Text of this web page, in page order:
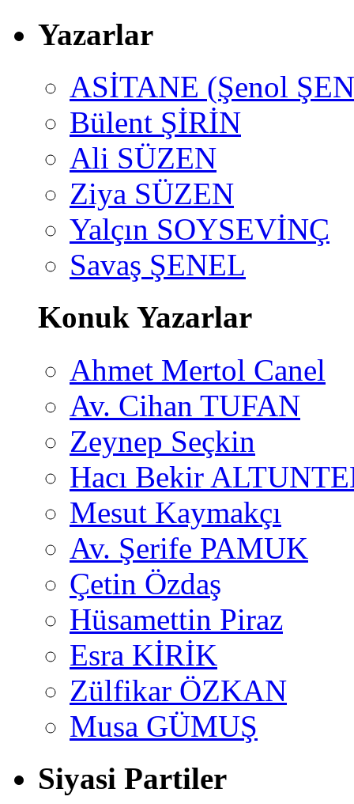
Yazarlar
ASİTANE (Şenol
Bülent ŞİRİN
Ali SÜZEN
Ziya SÜZEN
Yalçın SOYSEVİNÇ
Savaş ŞENEL
Konuk Yazarlar
Ahmet Mertol Canel
Av. Cihan TUFAN
Zeynep Seçkin
Hacı Bekir
Mesut Kaymakçı
Av. Şerife PAMUK
Çetin Özdaş
Hüsamettin Piraz
Esra KİRİK
Zülfikar ÖZKAN
Musa GÜMUŞ
Siyasi Partiler